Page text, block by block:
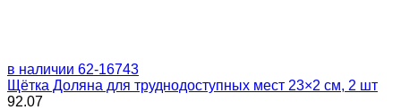
в наличии 62-16743
Щётка Доляна для труднодоступных мест 23×2 см, 2 шт
92.07